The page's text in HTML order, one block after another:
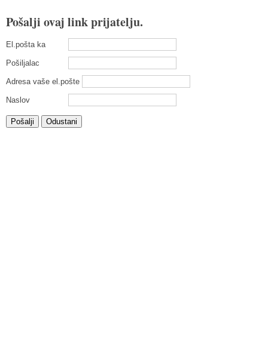
Pošalji ovaj link prijatelju.
El.pošta ka
Pošiljalac
Adresa vaše el.pošte
Naslov
Pošalji Odustani